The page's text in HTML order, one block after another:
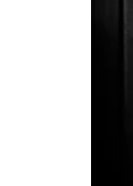
Publiez une